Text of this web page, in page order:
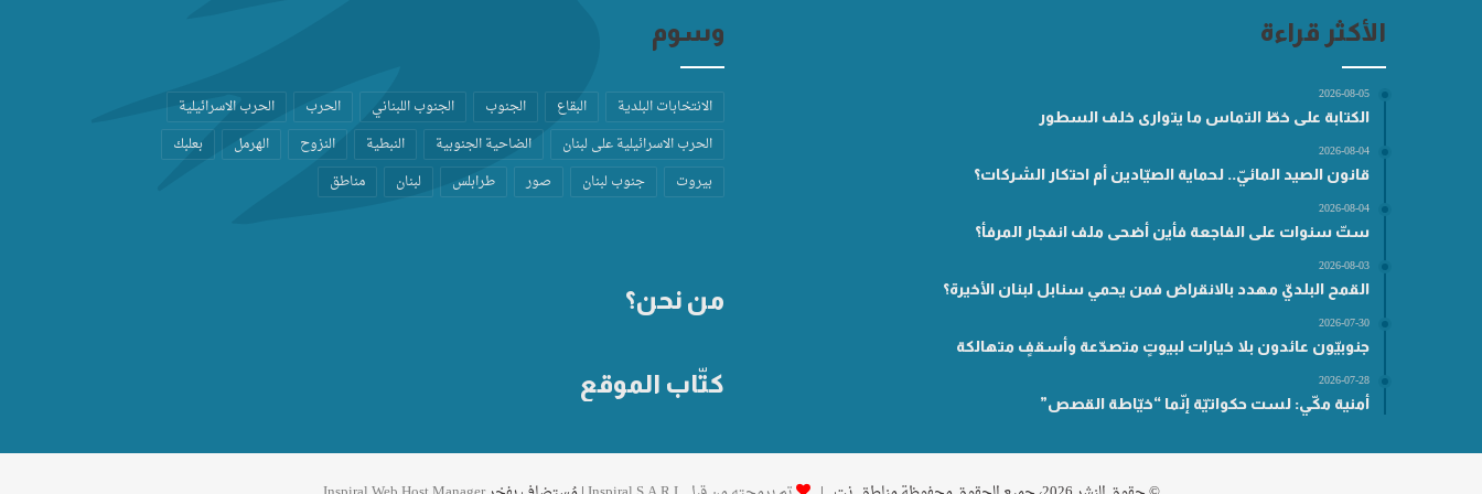
الأكثر قراءة
2026-08-05
الكتابة على خطّ التماس ما يتوارى خلف السطور
2026-08-04
قانون الصيد المائيّ.. لحماية الصيّادين أم احتكار الشركات؟
2026-08-04
ستّ سنوات على الفاجعة فأين أضحى ملف انفجار المرفأ؟
2026-08-03
القمح البلديّ مهدد بالانقراض فمن يحمي سنابل لبنان الأخيرة؟
2026-07-30
جنوبيّون عائدون بلا خيارات لبيوتٍ متصدّعة وأسقفٍ متهالكة
2026-07-28
أمنية مكّي: لست حكواتيّة إنّما “خيّاطة القصص”
وسوم
الانتخابات البلدية البقاع الجنوب الجنوب اللبناني الحرب
الحرب الاسرائيلية
الحرب الاسرائيلية على لبنان
الضاحية الجنوبية النبطية النزوح الهرمل
بعلبك
بيروت
جنوب لبنان صور طرابلس لبنان مناطق
من نحن؟
كتّاب الموقع